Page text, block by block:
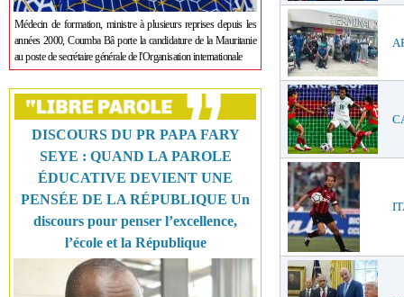
Médecin de formation, ministre à plusieurs reprises depuis les
années 2000, Coumba Bâ porte la candidature de la Mauritanie
au poste de secrétaire générale de l'Organisation internationale
DISCOURS DU PR PAPA FARY
SEYE : QUAND LA PAROLE
ÉDUCATIVE DEVIENT UNE
PENSÉE DE LA RÉPUBLIQUE Un
discours pour penser l’excellence,
l’école et la République